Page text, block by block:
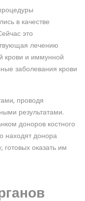
в качестве
это
лечению
крови и иммунной
заболевания крови
проводя
результатами.
доноров костного
находят донора
оказать им